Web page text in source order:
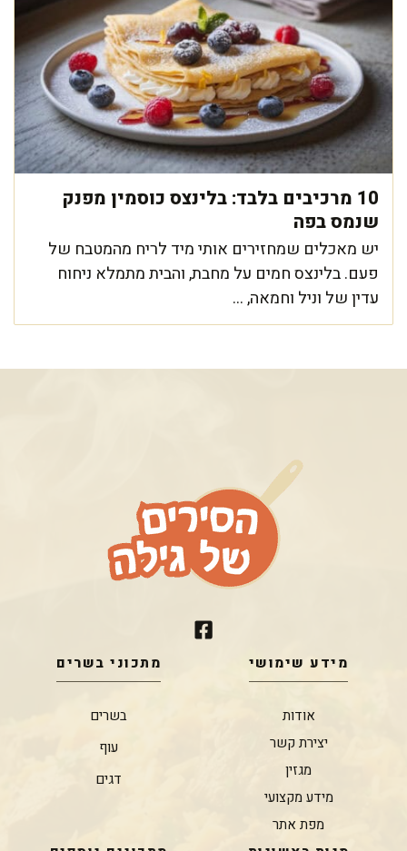
10 מרכיבים בלבד: בלינצס כוסמין מפנק
שנמס בפה
יש מאכלים שמחזירים אותי מיד לריח מהמטבח של
פעם. בלינצס חמים על מחבת, והבית מתמלא ניחוח
עדין של וניל וחמאה, ...
מידע שימושי
אודות
יצירת קשר
מגזין
מידע מקצועי
מפת אתר
מתכוני בשרים
בשרים
עוף
דגים